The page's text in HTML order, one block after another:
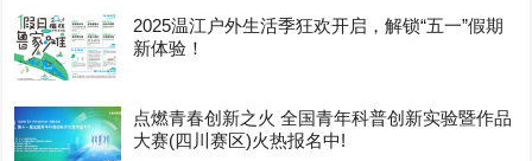
2025温江户外生活季狂欢开启，解锁“五一”假期
新体验！
点燃青春创新之火 全国青年科普创新实验暨作品
大赛(四川赛区)火热报名中!